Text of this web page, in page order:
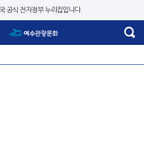
공식 전자정부 누리집입니다.